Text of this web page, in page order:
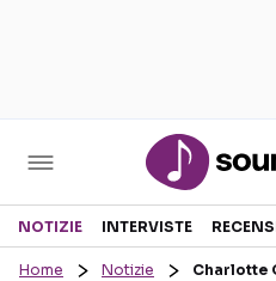
Sezioni
NOTIZIE INTERVISTE
Home Notizie Charlotte